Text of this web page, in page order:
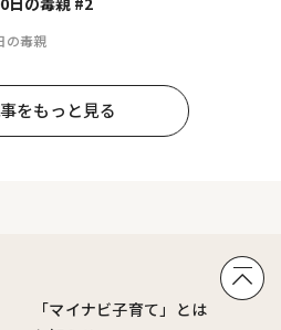
の毒親
をもっと見る
「マイナビ子育て」とは